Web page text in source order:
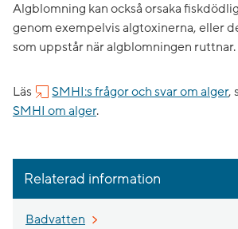
Algblomning kan också orsaka
genom exempelvis algtoxinerna, eller
som uppstår när algblomningen ruttnar.
Läs SMHI:s frågor och svar om alger,
SMHI om alger.
Relaterad information
Badvatten